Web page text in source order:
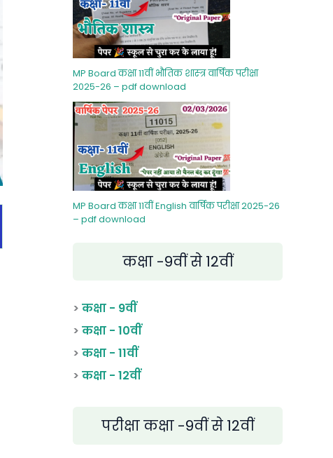
MP Board कक्षा 11वीं भौतिक शास्‍त्र वार्षिक परीक्षा
2025-26 – pdf download
MP Board कक्षा 11वीं English वार्षिक परीक्षा 2025-26
– pdf download
कक्षा -9वीं से 12वीं
> कक्षा - 9वीं
> कक्षा - 10वीं
> कक्षा - 11वीं
> कक्षा - 12वीं
परीक्षा कक्षा -9वीं से 12वीं